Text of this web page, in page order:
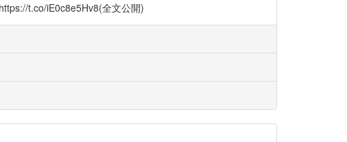
t.co/iE0c8e5Hv8(全文公開)